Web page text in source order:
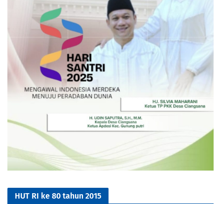
HUT RI ke 80 tahun 2015